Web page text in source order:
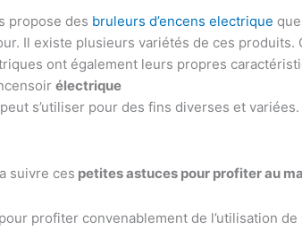
propose des bruleurs d’encens electrique
Il existe plusieurs variétés de ces produits.
ont également leurs propres
électrique
peut s’utiliser pour des fins diverses et
suivre ces petites astuces pour profiter au
profiter convenablement de l’utilisation